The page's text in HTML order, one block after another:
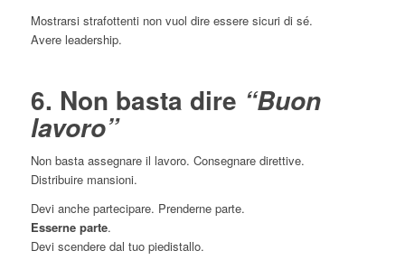
Mostrarsi strafottenti non vuol dire essere sicuri di sé.
Avere leadership.
6. Non basta dire “Buon
lavoro”
Non basta assegnare il lavoro. Consegnare direttive.
Distribuire mansioni.
Devi anche partecipare. Prenderne parte.
Esserne parte.
Devi scendere dal tuo piedistallo.